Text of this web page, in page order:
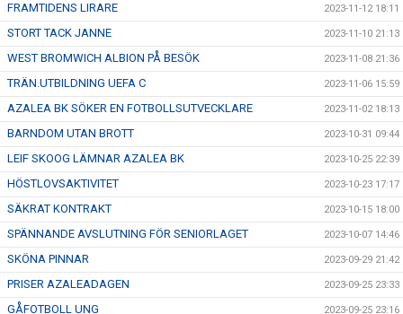
FRAMTIDENS LIRARE 2023-11-12 18:11
STORT TACK JANNE 2023-11-10 21:13
WEST BROMWICH ALBION PÅ BESÖK 2023-11-08 21:36
TRÄN.UTBILDNING UEFA C 2023-11-06 15:59
AZALEA BK SÖKER EN FOTBOLLSUTVECKLARE 2023-11-02 18:13
BARNDOM UTAN BROTT 2023-10-31 09:44
LEIF SKOOG LÄMNAR AZALEA BK 2023-10-25 22:39
HÖSTLOVSAKTIVITET 2023-10-23 17:17
SÄKRAT KONTRAKT 2023-10-15 18:00
SPÄNNANDE AVSLUTNING FÖR SENIORLAGET 2023-10-07 14:46
SKÖNA PINNAR 2023-09-29 21:42
PRISER AZALEADAGEN 2023-09-25 23:33
GÅFOTBOLL UNG 2023-09-25 23:16